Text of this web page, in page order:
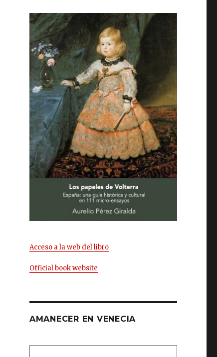
Acceso a la web del libro
Official book website
AMANECER EN VENECIA